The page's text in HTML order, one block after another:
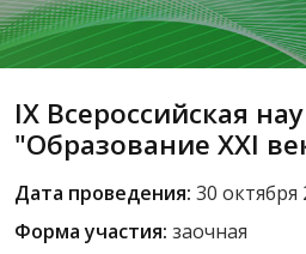
IX Всероссийская
"Образование XXI
Дата проведения: 30 октября
Форма участия: заочная